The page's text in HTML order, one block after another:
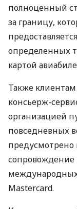
полноценный
за границу,
определенных
картой
Также
консьерж-
организацией
повседневных
предусмотрено
Mastercard.